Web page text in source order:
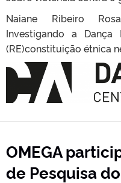
Naiane Ribeiro
Investigando a
(RE)constituição étnica
OMEGA
de Pesquisa